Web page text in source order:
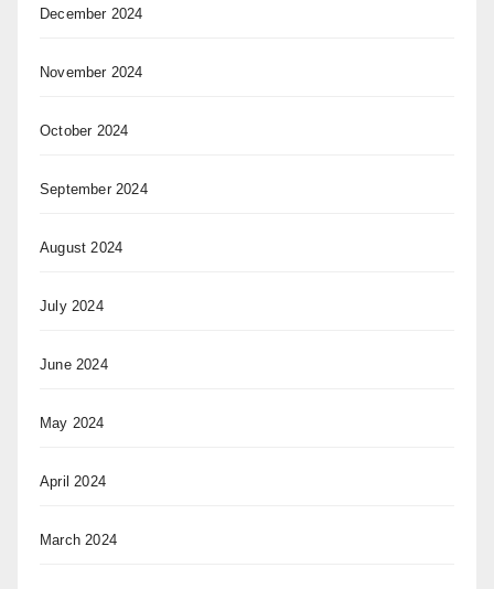
December 2024
November 2024
October 2024
September 2024
August 2024
July 2024
June 2024
May 2024
April 2024
March 2024